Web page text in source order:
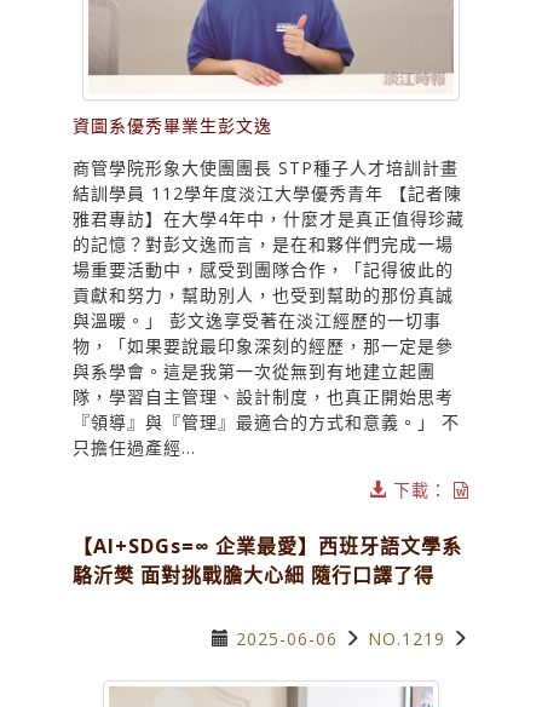
資圖系優秀畢業生彭文逸
商管學院形象大使團團長 STP種子人才培訓計畫
結訓學員 112學年度淡江大學優秀青年 【記者陳
雅君專訪】在大學4年中，什麼才是真正值得珍藏
的記憶？對彭文逸而言，是在和夥伴們完成一場
場重要活動中，感受到團隊合作，「記得彼此的
貢獻和努力，幫助別人，也受到幫助的那份真誠
與溫暖。」 彭文逸享受著在淡江經歷的一切事
物，「如果要說最印象深刻的經歷，那一定是參
與系學會。這是我第一次從無到有地建立起團
隊，學習自主管理、設計制度，也真正開始思考
『領導』與『管理』最適合的方式和意義。」 不
只擔任過產經...
下載：
【AI+SDGs=∞ 企業最愛】西班牙語文學系
駱沂樊 面對挑戰膽大心細 隨行口譯了得
2025-06-06 NO.1219